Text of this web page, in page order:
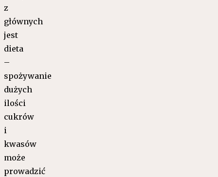
z
głównych
jest
dieta
–
spożywanie
dużych
ilości
cukrów
i
kwasów
może
prowadzić